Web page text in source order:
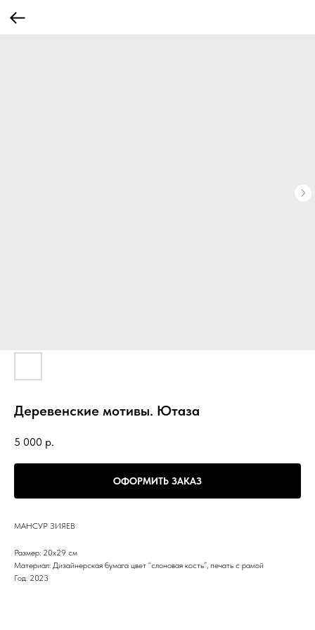
Деревенские мотивы. Ютаза
5 000 р.
ОФОРМИТЬ ЗАКАЗ
МАНСУР ЗИЯЕВ
Размер: 20х29 см
Материал: Дизайнерская бумага цвет “слоновая кость”, печать с рамой
Год: 2023